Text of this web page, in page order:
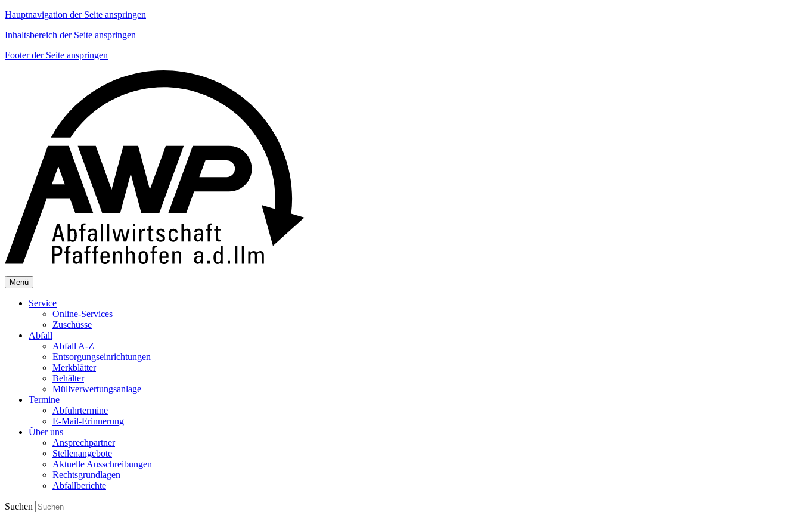
Hauptnavigation der Seite anspringen
Inhaltsbereich der Seite anspringen
Footer der Seite anspringen
Menü
Service
Online-Services
Zuschüsse
Abfall
Abfall A-Z
Entsorgungseinrichtungen
Merkblätter
Behälter
Müllverwertungsanlage
Termine
Abfuhrtermine
E-Mail-Erinnerung
Über uns
Ansprechpartner
Stellenangebote
Aktuelle Ausschreibungen
Rechtsgrundlagen
Abfallberichte
Suchen